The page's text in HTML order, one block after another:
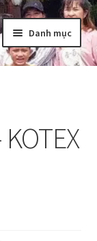
Danh mục